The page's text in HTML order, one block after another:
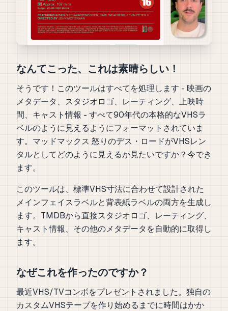
なんてこった、これは素晴らしい！
そうです！このツールはすべてを処理します - 映画の
メタデータ、スタジオロゴ、レーティング、上映時
間、キャスト情報 - すべて90年代の本格的なVHSラ
ベルのように見えるようにフォーマットされていま
す。マッドマックス 怒りのデス・ロードがVHSレン
タルとしてどのように見えるか見たいですか？今でき
ます。
このツールは、標準VHS寸法に合わせて設計された
メインフェイスラベルと背表紙ラベルの両方を生成し
ます。TMDBから直接スタジオロゴ、レーティング、
キャスト情報、その他のメタデータを自動的に取得し
ます。
なぜこれを作ったのですか？
最近VHS/TVコンボをプレゼントされました。独自の
カスタムVHSテープを作り始めるまでに時間はかか